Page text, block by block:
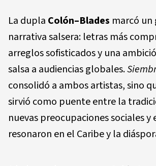
La dupla Colón–Blades marcó un
narrativa salsera: letras más
arreglos sofisticados y una
salsa a audiencias globales.
consolidó a ambos artistas, sino
sirvió como puente entre la
nuevas preocupaciones sociales y
resonaron en el Caribe y la